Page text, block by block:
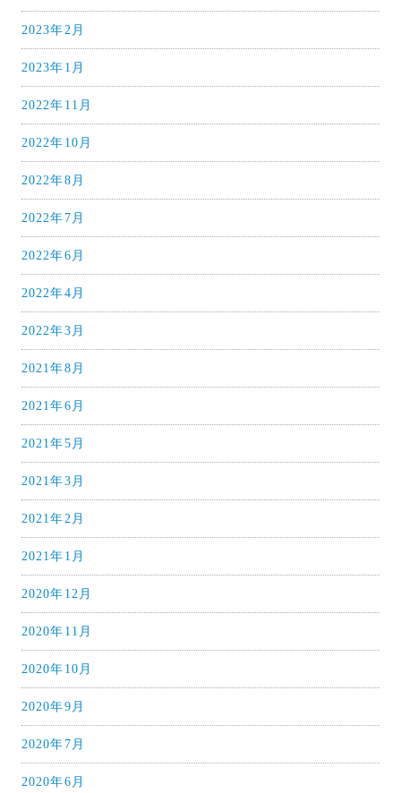
2023年2月
2023年1月
2022年11月
2022年10月
2022年8月
2022年7月
2022年6月
2022年4月
2022年3月
2021年8月
2021年6月
2021年5月
2021年3月
2021年2月
2021年1月
2020年12月
2020年11月
2020年10月
2020年9月
2020年7月
2020年6月